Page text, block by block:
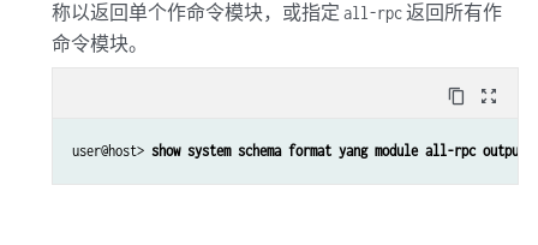
称以返回单个作命令模块，或指定all-rpc返回所有作
命令模块。
content_copy zoom_out_map
user@host> show system schema format yang module all-rpc